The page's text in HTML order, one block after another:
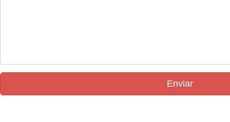
Enviar